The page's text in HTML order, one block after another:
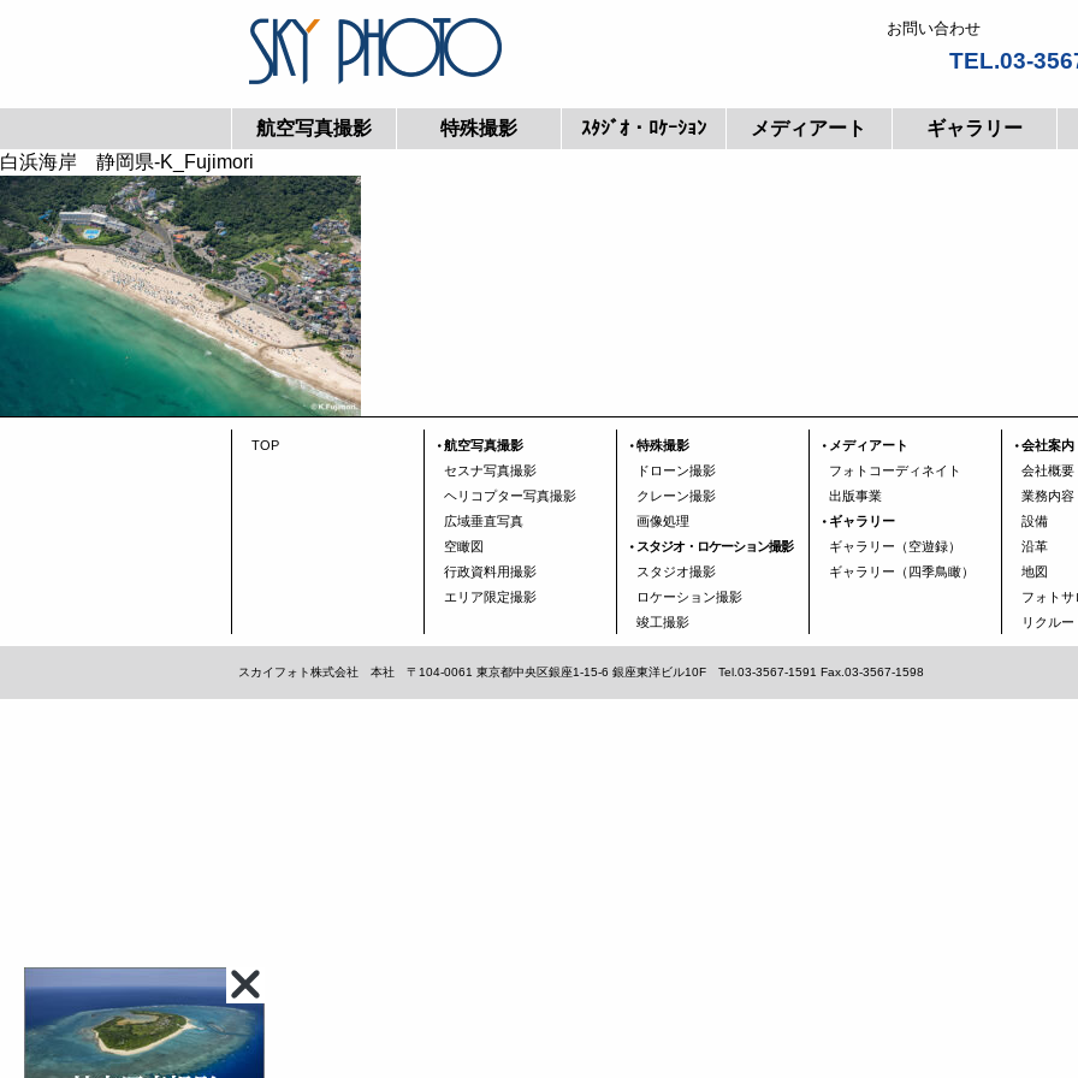
お問い合わせ
TEL.03-
航空写真撮影 特殊撮影 ｽﾀｼﾞｵ・ﾛｹｰｼｮﾝ メディアート ギャラリー
白浜海岸 静岡県-K_Fujimori
TOP
航空写真撮影
セスナ写真撮影
ヘリコプター写真撮影
広域垂直写真
空瞰図
行政資料用撮影
エリア限定撮影
特殊撮影
ドローン撮影
クレーン撮影
画像処理
スタジオ・ロケーション撮影
スタジオ撮影
ロケーション撮影
竣工撮影
メディアート
フォトコーディネイト
出版事業
ギャラリー
ギャラリー（空遊録）
ギャラリー（四季鳥瞰）
会社案内
会社概要
業務内容
設備
沿革
地図
フォトサ
リクルー
スカイフォト株式会社 本社 〒104-0061 東京都中央区銀座1-15-6 銀座東洋ビル10F Tel.03-3567-1591 Fax.03-3567-1598